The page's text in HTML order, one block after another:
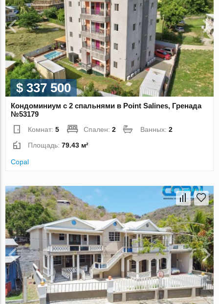
$ 337 500
Кондоминиум с 2 спальнями в Point Salines, Гренада
№53179
Комнат:5 Спален:2 Ванных:2
Площадь:79.43 м²
Copal